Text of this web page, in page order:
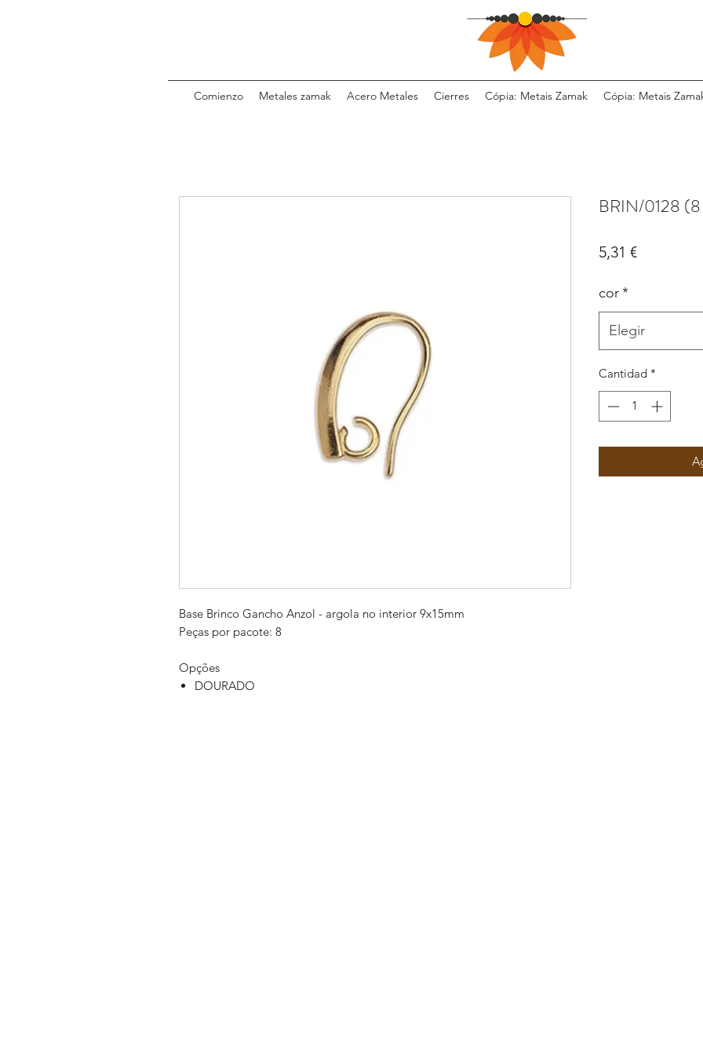
Comienzo Metales zamak Acero Metales Cierres Cópia: Metais Zamak Cópia: Metais
Base Brinco Gancho Anzol - argola no interior 9x15mm
Peças por pacote: 8
Opções
DOURADO
BRIN/0128
5,31 €Precio
cor*
Elegir
Cantidad *